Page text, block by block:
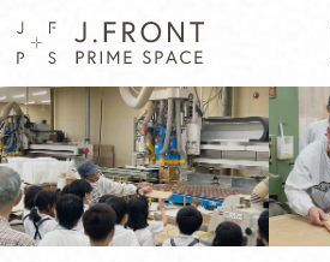
About
About
トップメッセージ